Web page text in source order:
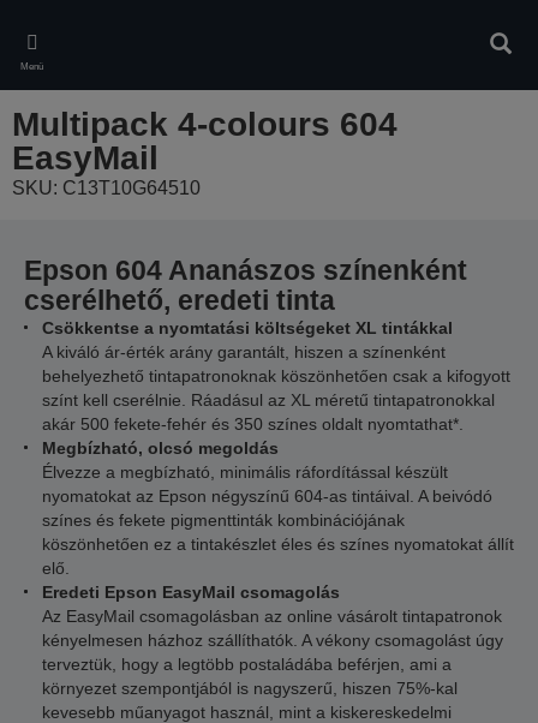
main
content
Menü
Multipack 4-colours 604
EasyMail
SKU: C13T10G64510
Epson 604 Ananászos színenként
cserélhető, eredeti tinta
Csökkentse a nyomtatási költségeket XL tintákkal
A kiváló ár-érték arány garantált, hiszen a színenként
behelyezhető tintapatronoknak köszönhetően csak a kifogyott
színt kell cserélnie. Ráadásul az XL méretű tintapatronokkal
akár 500 fekete-fehér és 350 színes oldalt nyomtathat*.
Megbízható, olcsó megoldás
Élvezze a megbízható, minimális ráfordítással készült
nyomatokat az Epson négyszínű 604-as tintáival. A beivódó
színes és fekete pigmenttinták kombinációjának
köszönhetően ez a tintakészlet éles és színes nyomatokat állít
elő.
Eredeti Epson EasyMail csomagolás
Az EasyMail csomagolásban az online vásárolt tintapatronok
kényelmesen házhoz szállíthatók. A vékony csomagolást úgy
terveztük, hogy a legtöbb postaládába beférjen, ami a
környezet szempontjából is nagyszerű, hiszen 75%-kal
kevesebb műanyagot használ, mint a kiskereskedelmi